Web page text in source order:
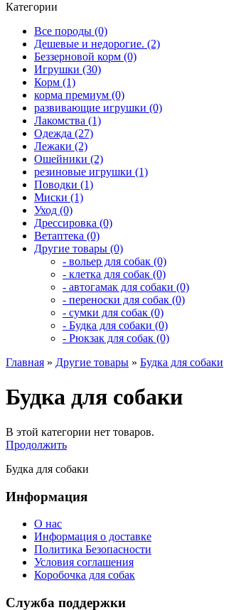
Категории
Все породы (0)
Дешевые и недорогие. (2)
Беззерновой корм (0)
Игрушки (30)
Корм (1)
корма премиум (0)
развивающие игрушки (0)
Лакомства (1)
Одежда (27)
Лежаки (2)
Ошейники (2)
резиновые игрушки (1)
Поводки (1)
Миски (1)
Уход (0)
Дрессировка (0)
Ветаптека (0)
Другие товары (0)
- вольер для собак (0)
- клетка для собак (0)
- автогамак для собаки (0)
- переноски для собак (0)
- сумки для собак (0)
- Будка для собаки (0)
- Рюкзак для собак (0)
Главная » Другие товары » Будка для собаки
Будка для собаки
В этой категории нет товаров.
Продолжить
Будка для собаки
Информация
О нас
Информация о доставке
Политика Безопасности
Условия соглашения
Коробочка для собак
Служба поддержки